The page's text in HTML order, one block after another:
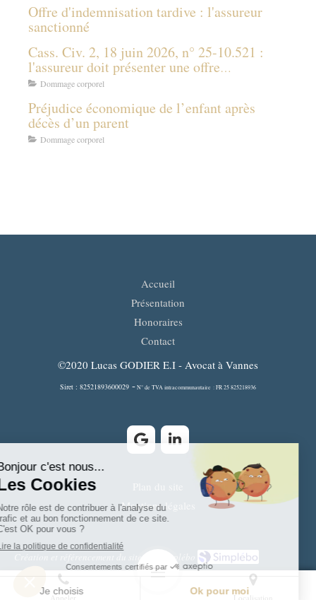
Appeler Localisation
Offre d'indemnisation tardive : l'assureur
sanctionné
Cass. Civ. 2, 18 juin 2026, n° 25-10.521 :
l'assureur doit présenter une offre
d'indemnisation même sans connaître les
Dommage corporel
Préjudice économique de l’enfant après
décès d’un parent
Dommage corporel
Accueil
Présentation
Honoraires
Contact
©2020 Lucas GODIER E.I - Avocat à Vannes
Siret : 82521893600029 - N° de TVA intracommunautaire : FR 25 825218936
Mentions légales
Création et référencement du site par Simplébo